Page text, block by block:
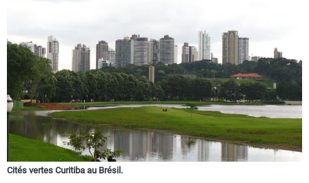
Cités vertes Curitiba au Brésil.